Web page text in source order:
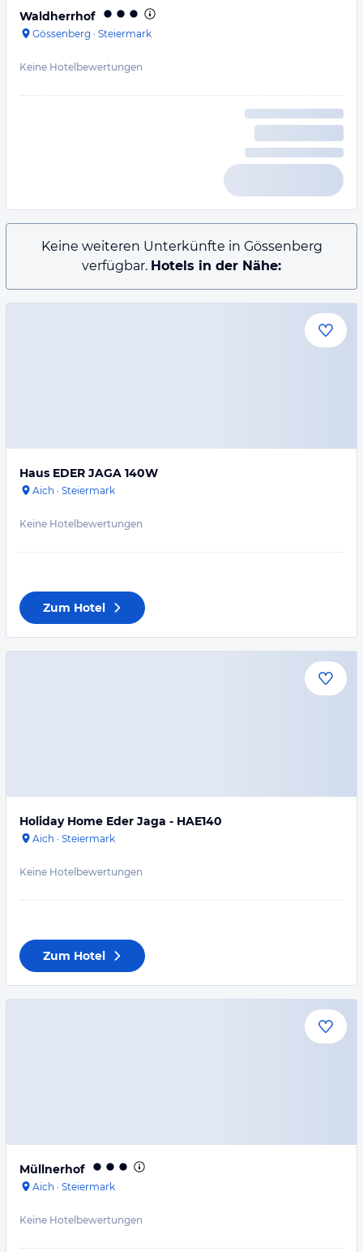
Waldherrhof
Gössenberg · Steiermark
Keine Hotelbewertungen
Keine weiteren Unterkünfte in Gössenberg
verfügbar. Hotels in der Nähe:
Haus EDER JAGA 140W
Aich · Steiermark
Keine Hotelbewertungen
Zum Hotel
Holiday Home Eder Jaga - HAE140
Aich · Steiermark
Keine Hotelbewertungen
Zum Hotel
Müllnerhof
Aich · Steiermark
Keine Hotelbewertungen